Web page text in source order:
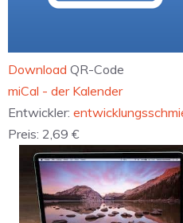
Download QR-Code
‎miCal - der Kalender
Entwickler:
Preis: 2,69 €